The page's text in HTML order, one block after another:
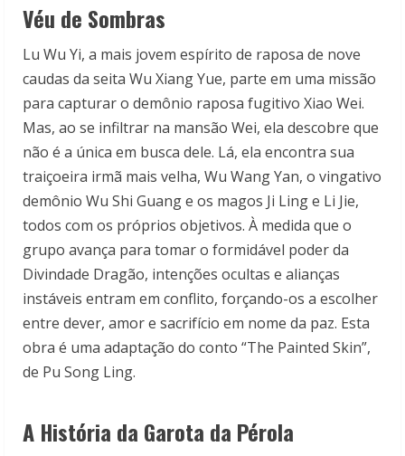
Véu de Sombras
Lu Wu Yi, a mais jovem espírito de raposa de nove
caudas da seita Wu Xiang Yue, parte em uma missão
para capturar o demônio raposa fugitivo Xiao Wei.
Mas, ao se infiltrar na mansão Wei, ela descobre que
não é a única em busca dele. Lá, ela encontra sua
traiçoeira irmã mais velha, Wu Wang Yan, o vingativo
demônio Wu Shi Guang e os magos Ji Ling e Li Jie,
todos com os próprios objetivos. À medida que o
grupo avança para tomar o formidável poder da
Divindade Dragão, intenções ocultas e alianças
instáveis entram em conflito, forçando-os a escolher
entre dever, amor e sacrifício em nome da paz. Esta
obra é uma adaptação do conto “The Painted Skin”,
de Pu Song Ling.
A História da Garota da Pérola